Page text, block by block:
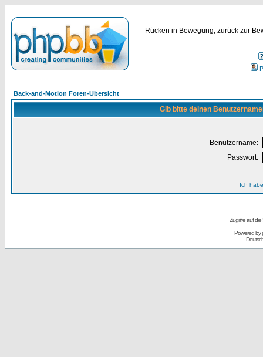
Rücken in Bewegung, zurück zur
Back-and-Motion Foren-Übersicht
Gib bitte deinen
Benutzername:
Passwort:
Ich
Zugriffe auf
Powered by